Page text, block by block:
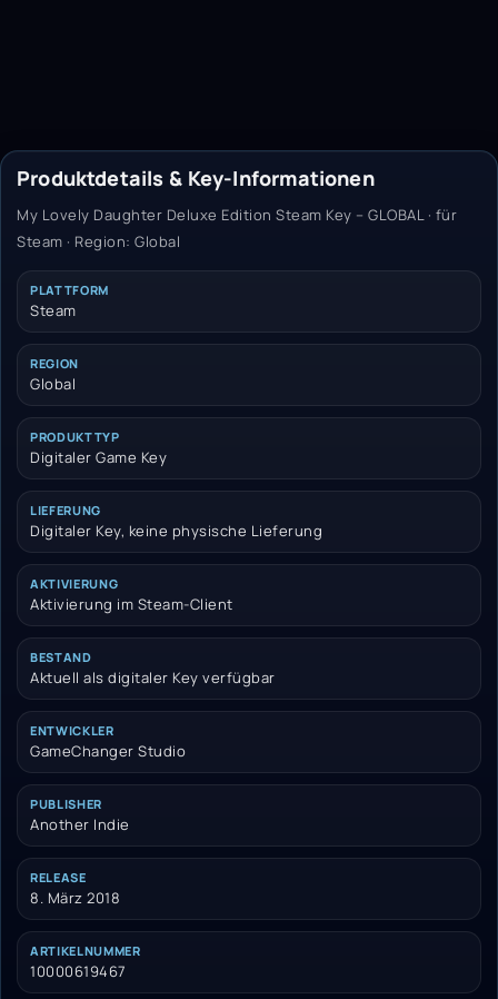
Produktdetails & Key-Informationen
My Lovely Daughter Deluxe Edition Steam Key – GLOBAL · für
Steam · Region: Global
PLATTFORM
Steam
REGION
Global
PRODUKTTYP
Digitaler Game Key
LIEFERUNG
Digitaler Key, keine physische Lieferung
AKTIVIERUNG
Aktivierung im Steam-Client
BESTAND
Aktuell als digitaler Key verfügbar
ENTWICKLER
GameChanger Studio
PUBLISHER
Another Indie
RELEASE
8. März 2018
ARTIKELNUMMER
10000619467